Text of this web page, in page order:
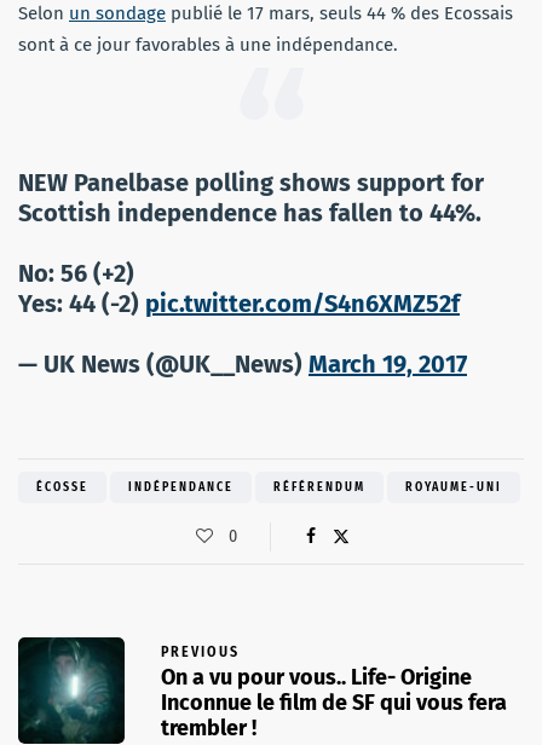
Selon un sondage publié le 17 mars, seuls 44 % des Ecossais
sont à ce jour favorables à une indépendance.
NEW Panelbase polling shows support for
Scottish independence has fallen to 44%.
No: 56 (+2)
Yes: 44 (-2) pic.twitter.com/S4n6XMZ52f
— UK News (@UK__News) March 19, 2017
ÉCOSSE INDÉPENDANCE RÉFÉRENDUM ROYAUME-UNI
0
PREVIOUS
On a vu pour vous.. Life- Origine
Inconnue le film de SF qui vous fera
trembler !